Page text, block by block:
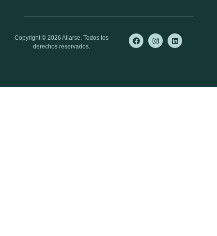
Copyright © 2026 Aliarse. Todos los
derechos reservados.